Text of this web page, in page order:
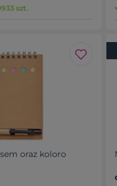
szt.
oraz koloro